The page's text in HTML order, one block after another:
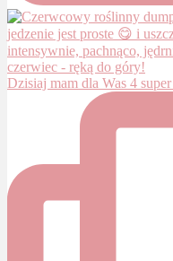
Dzisiaj mam dla Was 4